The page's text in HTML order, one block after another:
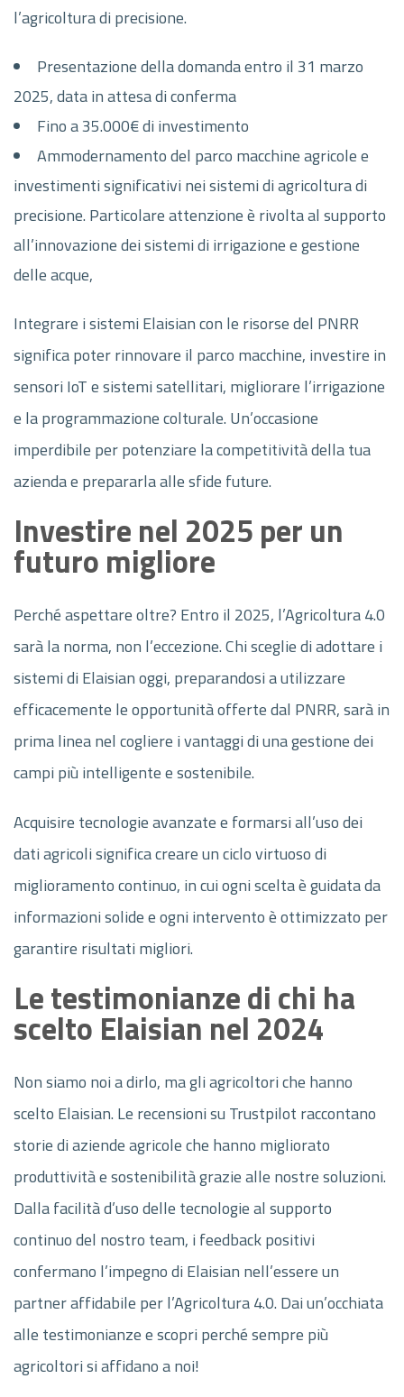
l’agricoltura di precisione.
Presentazione della domanda entro il 31 marzo
2025, data in attesa di conferma
Fino a 35.000€ di investimento
Ammodernamento del parco macchine agricole e
investimenti significativi nei sistemi di agricoltura di
precisione. Particolare attenzione è rivolta al supporto
all’innovazione dei sistemi di irrigazione e gestione
delle acque,
Integrare i sistemi Elaisian con le risorse del PNRR
significa poter rinnovare il parco macchine, investire in
sensori IoT e sistemi satellitari, migliorare l’irrigazione
e la programmazione colturale. Un’occasione
imperdibile per potenziare la competitività della tua
azienda e prepararla alle sfide future.
Investire nel 2025 per un
futuro migliore
Perché aspettare oltre? Entro il 2025, l’Agricoltura 4.0
sarà la norma, non l’eccezione. Chi sceglie di adottare i
sistemi di Elaisian oggi, preparandosi a utilizzare
efficacemente le opportunità offerte dal PNRR, sarà in
prima linea nel cogliere i vantaggi di una gestione dei
campi più intelligente e sostenibile.
Acquisire tecnologie avanzate e formarsi all’uso dei
dati agricoli significa creare un ciclo virtuoso di
miglioramento continuo, in cui ogni scelta è guidata da
informazioni solide e ogni intervento è ottimizzato per
garantire risultati migliori.
Le testimonianze di chi ha
scelto Elaisian nel 2024
Non siamo noi a dirlo, ma gli agricoltori che hanno
scelto Elaisian. Le recensioni su Trustpilot raccontano
storie di aziende agricole che hanno migliorato
produttività e sostenibilità grazie alle nostre soluzioni.
Dalla facilità d’uso delle tecnologie al supporto
continuo del nostro team, i feedback positivi
confermano l’impegno di Elaisian nell’essere un
partner affidabile per l’Agricoltura 4.0. Dai un’occhiata
alle testimonianze e scopri perché sempre più
agricoltori si affidano a noi!